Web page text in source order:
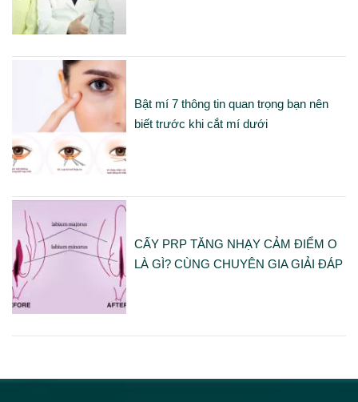
Bật mí 7 thông tin quan trọng bạn nên
biết trước khi cắt mí dưới
CẤY PRP TĂNG NHẠY CẢM ĐIỂM O
LÀ GÌ? CÙNG CHUYÊN GIA GIẢI ĐÁP